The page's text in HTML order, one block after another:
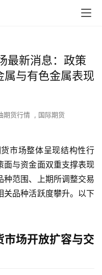
最新消息：政策
属与有色金属表现
期货行情 , 国际期货
市场整体呈现结构性行
面与资金面双重支撑表现
种范围、上期所调整交易
关品种活跃度攀升。以下
场开放扩容与交